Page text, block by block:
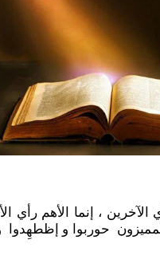
، إنما الأهم رأي
حوربوا و إظطهِدوا